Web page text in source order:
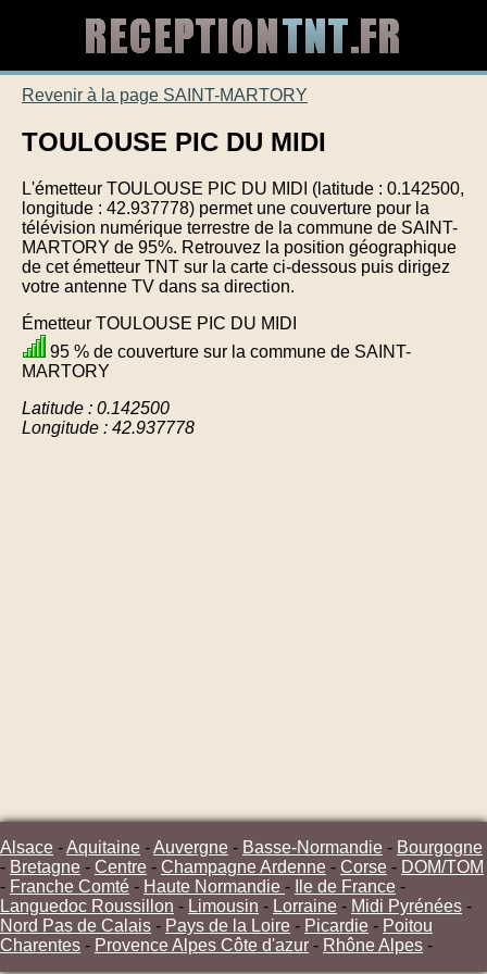
Revenir à la page SAINT-MARTORY
TOULOUSE PIC DU MIDI
L'émetteur TOULOUSE PIC DU MIDI (latitude : 0.142500,
longitude : 42.937778) permet une couverture pour la
télévision numérique terrestre de la commune de SAINT-
MARTORY de 95%. Retrouvez la position géographique
de cet émetteur TNT sur la carte ci-dessous puis dirigez
votre antenne TV dans sa direction.
Émetteur TOULOUSE PIC DU MIDI
95 % de couverture sur la commune de SAINT-
MARTORY
Latitude : 0.142500
Longitude : 42.937778
Alsace -Aquitaine -Auvergne - Basse-Normandie - Bourgogne
- Bretagne - Centre - Champagne Ardenne - Corse - DOM/TOM
- Franche Comté - Haute Normandie - Ile de France -
Languedoc Roussillon - Limousin - Lorraine - Midi Pyrénées -
Nord Pas de Calais - Pays de la Loire - Picardie - Poitou
Charentes - Provence Alpes Côte d'azur - Rhône Alpes -